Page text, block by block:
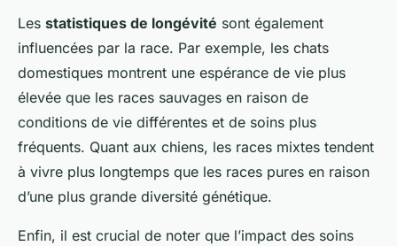
Les statistiques de longévité sont également
influencées par la race. Par exemple, les chats
domestiques montrent une espérance de vie plus
élevée que les races sauvages en raison de
conditions de vie différentes et de soins plus
fréquents. Quant aux chiens, les races mixtes tendent
à vivre plus longtemps que les races pures en raison
d’une plus grande diversité génétique.
Enfin, il est crucial de noter que l’impact des soins